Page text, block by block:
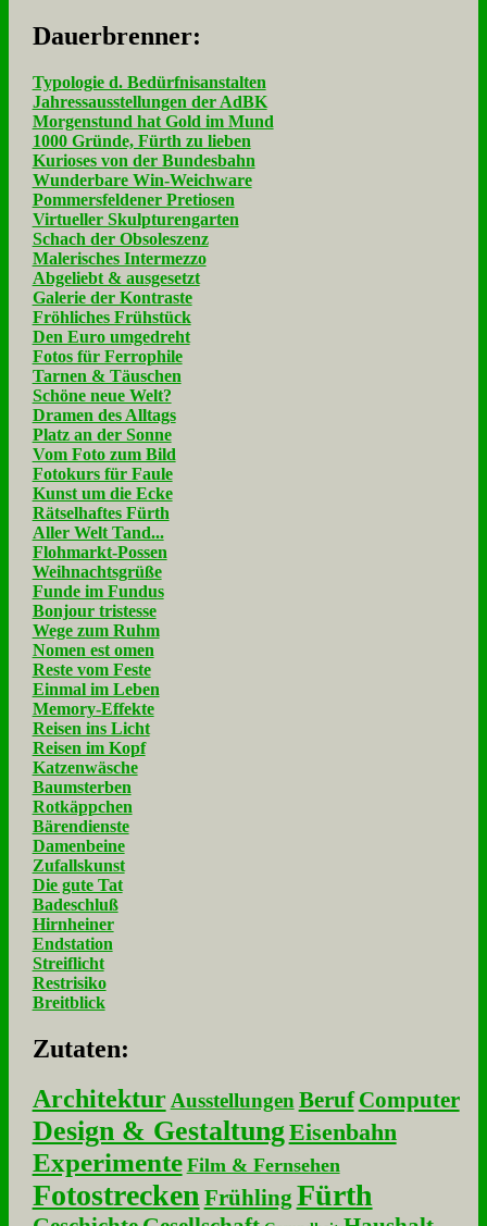
Dau­er­bren­ner:
Typologie d. Bedürfnisanstalten
Jahressausstellungen der AdBK
Morgenstund hat Gold im Mund
1000 Gründe, Fürth zu lieben
Kurioses von der Bundesbahn
Wunderbare Win-Weichware
Pommersfeldener Pretiosen
Virtueller Skulpturengarten
Schach der Obsoleszenz
Malerisches Intermezzo
Abgeliebt & ausgesetzt
Galerie der Kontraste
Fröhliches Frühstück
Den Euro umgedreht
Fotos für Ferrophile
Tarnen & Täuschen
Schöne neue Welt?
Dramen des Alltags
Platz an der Sonne
Vom Foto zum Bild
Fotokurs für Faule
Kunst um die Ecke
Rätselhaftes Fürth
Aller Welt Tand...
Flohmarkt-Possen
Weihnachtsgrüße
Funde im Fundus
Bonjour tristesse
Wege zum Ruhm
Nomen est omen
Reste vom Feste
Einmal im Leben
Memory-Effekte
Reisen ins Licht
Reisen im Kopf
Katzenwäsche
Baumsterben
Rotkäppchen
Bärendienste
Damenbeine
Zufallskunst
Die gute Tat
Badeschluß
Hirnheiner
Endstation
Streiflicht
Restrisiko
Breitblick
Zu­ta­ten:
Architektur Ausstellungen Beruf Computer
Design & GestaltungEisenbahn
Experimente Film & Fernsehen
Fotostrecken Frühling Fürth